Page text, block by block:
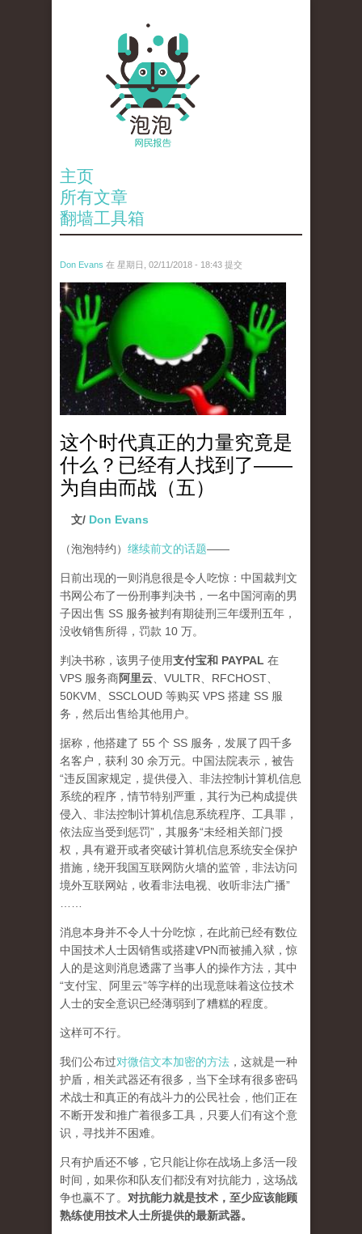
主页
所有文章
翻墙工具箱
Don Evans 在 星期日, 02/11/2018 - 18:43 提交
wechatimg1429.jpeg
这个时代真正的力量究竟是
什么？已经有人找到了——
为自由而战（五）
文/ Don Evans
（泡泡特约） 继续前文的话题——
日前出现的一则消息很是令人吃惊：中国裁判文
书网公布了一份刑事判决书，一名中国河南的男
子因出售 SS 服务被判有期徒刑三年缓刑五年，
没收销售所得，罚款 10 万。
判决书称，该男子使用支付宝和 PAYPAL 在
VPS 服务商阿里云 、VULTR、RFCHOST、
50KVM、SSCLOUD 等购买 VPS 搭建 SS 服
务，然后出售给其他用户。
据称，他搭建了 55 个 SS 服务，发展了四千多
名客户，获利 30 余万元。中国法院表示，被告
“违反国家规定，提供侵入、非法控制计算机信息
系统的程序，情节特别严重，其行为已构成提供
侵入、非法控制计算机信息系统程序、工具罪，
依法应当受到惩罚”，其服务“未经相关部门授
权，具有避开或者突破计算机信息系统安全保护
措施，绕开我国互联网防火墙的监管，非法访问
境外互联网站，收看非法电视、收听非法广播”
消息本身并不令人十分吃惊，在此前已经有数位
中国技术人士因销售或搭建VPN而被捕入狱，惊
人的是这则消息透露了当事人的操作方法，其中
“支付宝、阿里云”等字样的出现意味着这位技术
人士的安全意识已经薄弱到了糟糕的程度。
这样可不行。
我们公布过对微信文本加密的方法 ，这就是一种
护盾，相关武器还有很多，当下全球有很多密码
术战士和真正的有战斗力的公民社会，他们正在
不断开发和推广着很多工具，只要人们有这个意
识，寻找并不困难。
只有护盾还不够，它只能让你在战场上多活一段
时间，如果你和队友们都没有对抗能力，这场战
争也赢不了。 对抗能力就是技术，至少应该能顾
熟练使用技术人士所提供的最新武器。